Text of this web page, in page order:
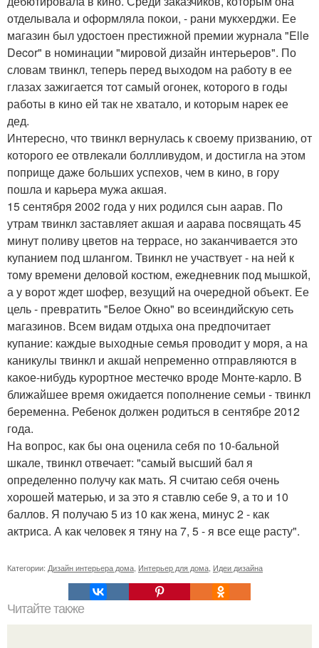
отделывала и оформляла покои, - рани мукхерджи. Ее
магазин был удостоен престижной премии журнала "Elle
Decor" в номинации "мировой дизайн интерьеров". По
словам твинкл, теперь перед выходом на работу в ее
глазах зажигается тот самый огонек, которого в годы
работы в кино ей так не хватало, и которым нарек ее
дед.
Интересно, что твинкл вернулась к своему призванию, от
которого ее отвлекали боллливудом, и достигла на этом
поприще даже больших успехов, чем в кино, в гору
пошла и карьера мужа акшая.
15 сентября 2002 года у них родился сын аарав. По
утрам твинкл заставляет акшая и аарава посвящать 45
минут поливу цветов на террасе, но заканчивается это
купанием под шлангом. Твинкл не участвует - на ней к
тому времени деловой костюм, ежедневник под мышкой,
а у ворот ждет шофер, везущий на очередной объект. Ее
цель - превратить "Белое Окно" во всеиндийскую сеть
магазинов. Всем видам отдыха она предпочитает
купание: каждые выходные семья проводит у моря, а на
каникулы твинкл и акшай непременно отправляются в
какое-нибудь курортное местечко вроде Монте-карло. В
ближайшее время ожидается пополнение семьи - твинкл
беременна. Ребенок должен родиться в сентябре 2012
года.
На вопрос, как бы она оценила себя по 10-бальной
шкале, твинкл отвечает: "самый высший бал я
определенно получу как мать. Я считаю себя очень
хорошей матерью, и за это я ставлю себе 9, а то и 10
баллов. Я получаю 5 из 10 как жена, минус 2 - как
актриса. А как человек я тяну на 7, 5 - я все еще расту".
Категории: Дизайн интерьера дома Интерьер для дома Идеи дизайна
Читайте также